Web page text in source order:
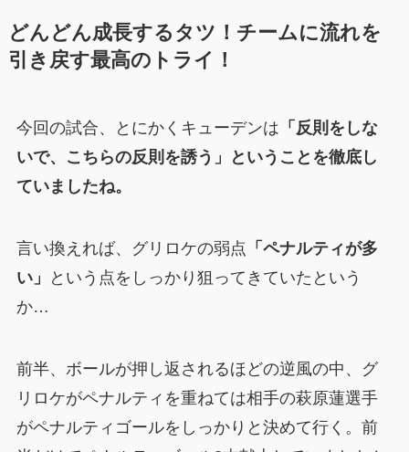
どんどん成長するタツ！チームに流れを
引き戻す最高のトライ！
今回の試合、とにかくキューデンは 「反則をしな
いで、こちらの反則を誘う」ということを徹底し
ていましたね。
言い換えれば、グリロケの弱点 「ペナルティが多
い」
という点をしっかり狙ってきていたという
か…
前半、ボールが押し返されるほどの逆風の中、グ
リロケがペナルティを重ねては相手の萩原蓮選手
がペナルティゴールをしっかりと決めて行く。前